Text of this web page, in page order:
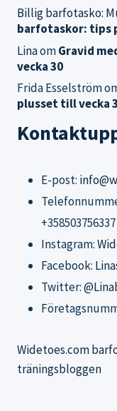
Billig barfotasko:
barfotaskor: tips
LinaomGravid
vecka 30
Frida Esselström
plusset till vecka
E-post:
+358503756337
Instagram:
Facebook:
Twitter:
Widetoes.com
träningsbloggen